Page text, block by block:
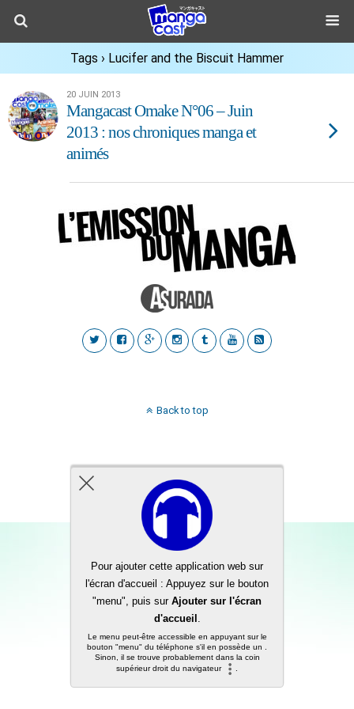
Tags › Lucifer and the Biscuit Hammer
20 JUIN 2013
Mangacast Omake N°06 – Juin
2013 : nos chroniques manga et
animés
Back to top